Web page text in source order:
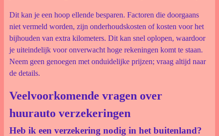
Dit kan je een hoop ellende besparen. Factoren die doorgaans
niet vermeld worden, zijn onderhoudskosten of kosten voor het
bijhouden van extra kilometers. Dit kan snel oplopen, waardoor
je uiteindelijk voor onverwacht hoge rekeningen komt te staan.
Neem geen genoegen met onduidelijke prijzen; vraag altijd naar
de details.
Veelvoorkomende vragen over
huurauto verzekeringen
Heb ik een verzekering nodig in het buitenland?